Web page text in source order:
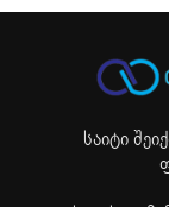
საიტი